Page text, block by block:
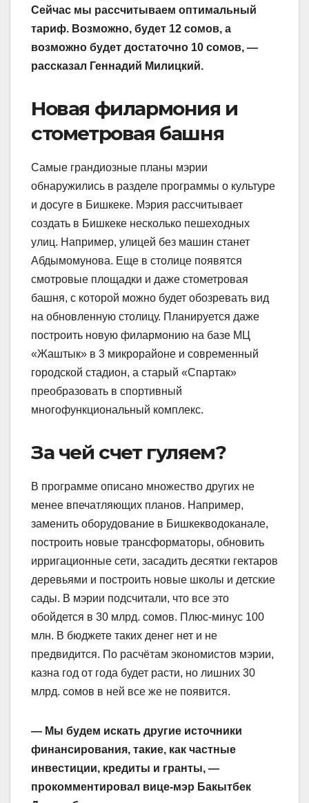
Сейчас мы рассчитываем оптимальный
тариф. Возможно, будет 12 сомов, а
возможно будет достаточно 10 сомов, —
рассказал Геннадий Милицкий.
Новая филармония и
стометровая башня
Самые грандиозные планы мэрии
обнаружились в разделе программы о культуре
и досуге в Бишкеке. Мэрия рассчитывает
создать в Бишкеке несколько пешеходных
улиц. Например, улицей без машин станет
Абдымомунова. Еще в столице появятся
смотровые площадки и даже стометровая
башня, с которой можно будет обозревать вид
на обновленную столицу. Планируется даже
построить новую филармонию на базе МЦ
«Жаштык» в 3 микрорайоне и современный
городской стадион, а старый «Спартак»
преобразовать в спортивный
многофункциональный комплекс.
За чей счет гуляем?
В программе описано множество других не
менее впечатляющих планов. Например,
заменить оборудование в Бишкекводоканале,
построить новые трансформаторы, обновить
ирригационные сети, засадить десятки гектаров
деревьями и построить новые школы и детские
сады. В мэрии подсчитали, что все это
обойдется в 30 млрд. сомов. Плюс-минус 100
млн. В бюджете таких денег нет и не
предвидится. По расчётам экономистов мэрии,
казна год от года будет расти, но лишних 30
млрд. сомов в ней все же не появится.
— Мы будем искать другие источники
финансирования, такие, как частные
инвестиции, кредиты и гранты, —
прокомментировал вице-мэр Бакытбек